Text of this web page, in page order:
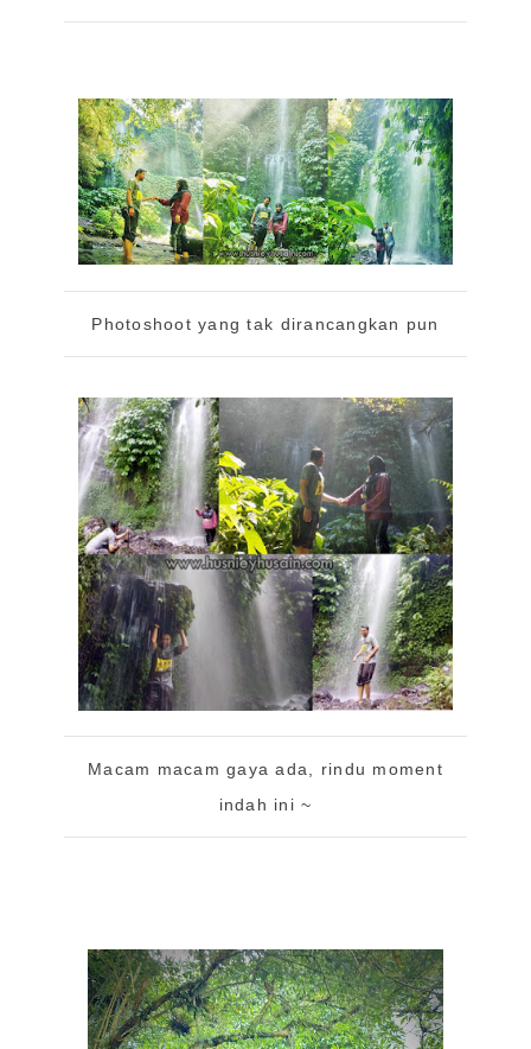
Photoshoot yang tak dirancangkan pun
Macam macam gaya ada, rindu moment
indah ini ~